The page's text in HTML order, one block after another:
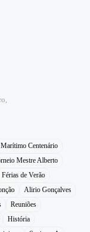
Marítimo Centenário
Mestre Alberto
Férias de Verão
Alirio Gonçalves
Reuniões
História